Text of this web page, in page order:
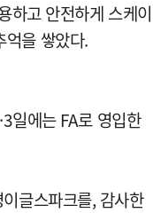
하고 안전하게 스케이
억을 쌓았다.
일에는 FA로 영입한
글스파크를, 감사한